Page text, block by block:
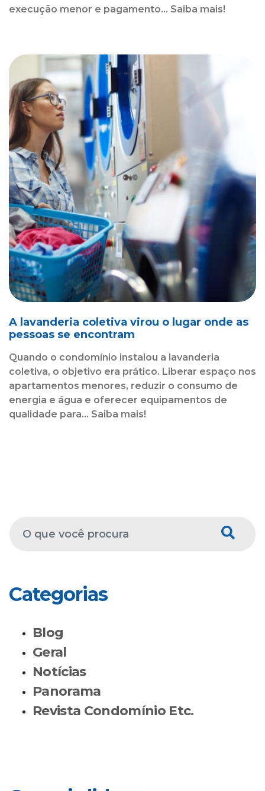
execução menor e pagamento... Saiba mais!
A lavanderia coletiva virou o lugar onde as
pessoas se encontram
Quando o condomínio instalou a lavanderia
coletiva, o objetivo era prático. Liberar espaço nos
apartamentos menores, reduzir o consumo de
energia e água e oferecer equipamentos de
qualidade para... Saiba mais!
Categorias
Blog
Geral
Notícias
Panorama
Revista Condomínio Etc.